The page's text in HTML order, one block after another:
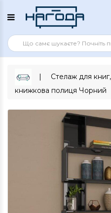
Стелаж для
книжкова полиця Чорний